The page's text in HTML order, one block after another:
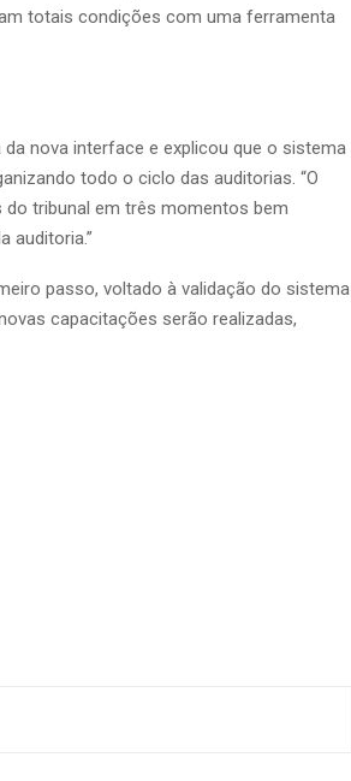
totais condições com uma ferramenta
nova interface e explicou que o sistema
todo o ciclo das auditorias. “O
tribunal em três momentos bem
auditoria.”
passo, voltado à validação do sistema
capacitações serão realizadas,